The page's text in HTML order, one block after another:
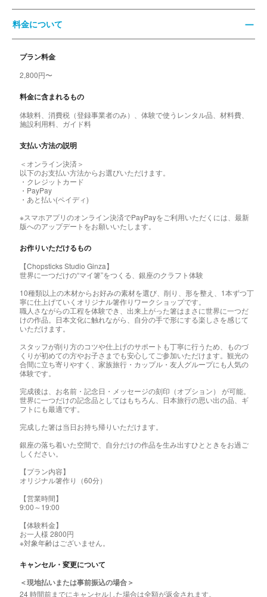
料金について
プラン料金
2,800円〜
料金に含まれるもの
体験料、消費税（登録事業者のみ）、体験で使うレンタル品、材料費、
施設利用料、ガイド料
支払い方法の説明
＜オンライン決済＞
以下のお支払い方法からお選びいただけます。
・クレジットカード
・PayPay
・あと払い(ペイディ)
※スマホアプリのオンライン決済でPayPayをご利用いただくには、最新
版へのアップデートをお願いいたします。
お作りいただけるもの
【Chopsticks Studio Ginza】
世界に一つだけの“マイ箸”をつくる、銀座のクラフト体験
10種類以上の木材からお好みの素材を選び、削り、形を整え、1本ずつ丁
寧に仕上げていくオリジナル箸作りワークショップです。
職人さながらの工程を体験でき、出来上がった箸はまさに世界に一つだ
けの作品。日本文化に触れながら、自分の手で形にする楽しさを感じて
いただけます。
スタッフが削り方のコツや仕上げのサポートも丁寧に行うため、ものづ
くりが初めての方やお子さまでも安心してご参加いただけます。観光の
合間に立ち寄りやすく、家族旅行・カップル・友人グループにも人気の
体験です。
完成後は、お名前・記念日・メッセージの刻印（オプション） が可能。
世界に一つだけの記念品としてはもちろん、日本旅行の思い出の品、ギ
フトにも最適です。
完成した箸は当日お持ち帰りいただけます。
銀座の落ち着いた空間で、自分だけの作品を生み出すひとときをお過ご
しください。
【プラン内容】
オリジナル箸作り（60分）
【営業時間】
9:00～19:00
【体験料金】
お一人様 2800円
※対象年齢はございません。
キャンセル・変更について
＜現地払いまたは事前振込の場合＞
24 時間前までにキャンセルした場合は全額が返金されます。